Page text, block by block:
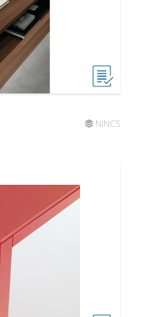
NINCS